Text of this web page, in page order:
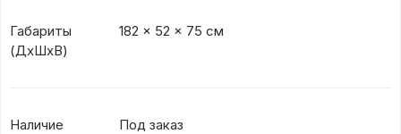
Габариты
(ДxШxВ)
182 x 52 x 75 см
Наличие Под заказ